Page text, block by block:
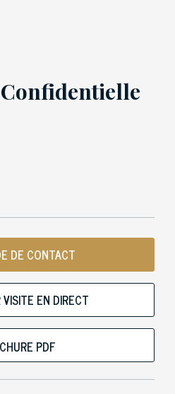
DE CONTACT
EN DIRECT
PDF